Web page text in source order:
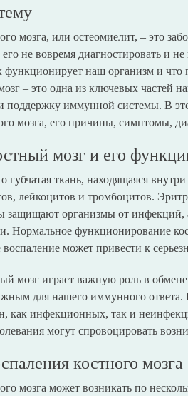
мозга, или остеомиелит, – это
не вовремя диагностировать и
функционирует наш организм и что
– это одна из ключевых частей
поддержку иммунной системы. В
мозга, его причины, симптомы,
мозг и его
губчатая ткань, находящаяся
лейкоцитов и тромбоцитов.
защищают организмы от инфекций,
Нормальное функционирование
воспаление может привести к
мозг играет важную роль в
для нашего иммунного ответа.
как инфекционных, так и
могут спровоцировать
костного мозга
мозга может возникать по